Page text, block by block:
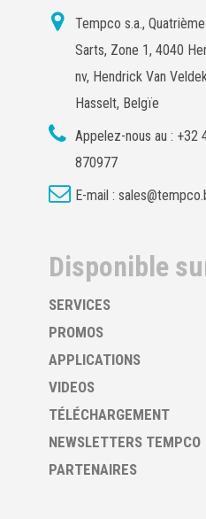
Tempco s.a.,
Sarts, Zone 1, 4040
nv, Hendrick Van
Hasselt, Belgïe
Appelez-nous au : +32
870977
E-mail :
Disponible
SERVICES
PROMOS
APPLICATIONS
VIDEOS
TÉLÉCHARGEMENT
NEWSLETTERS TEMPCO
PARTENAIRES